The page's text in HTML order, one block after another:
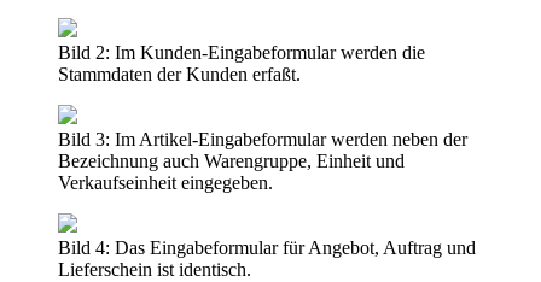
Bild 2: Im Kunden-Eingabeformular werden die
Stammdaten der Kunden erfaßt.
Bild 3: Im Artikel-Eingabeformular werden neben der
Bezeichnung auch Warengruppe, Einheit und
Verkaufseinheit eingegeben.
Bild 4: Das Eingabeformular für Angebot, Auftrag und
Lieferschein ist identisch.